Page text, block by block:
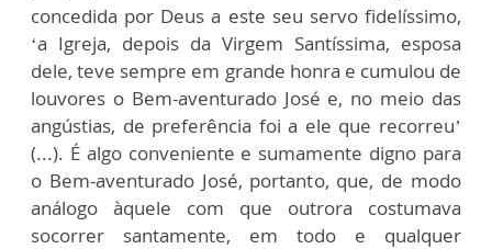
concedida por Deus a este seu servo fidelíssimo,
‘a Igreja, depois da Virgem Santíssima, esposa
dele, teve sempre em grande honra e cumulou de
louvores o Bem-aventurado José e, no meio das
angústias, de preferência foi a ele que recorreu’
(...). É algo conveniente e sumamente digno para
o Bem-aventurado José, portanto, que, de modo
análogo àquele com que outrora costumava
socorrer santamente, em todo e qualquer